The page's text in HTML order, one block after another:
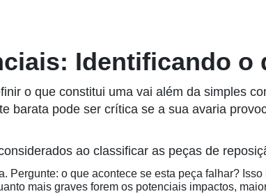
Identificando o
o que constitui uma vai além da simples
barata pode ser crítica se a sua avaria
ao classificar as peças de
Pergunte: o que acontece se esta peça falhar?
mais graves forem os potenciais impactos,